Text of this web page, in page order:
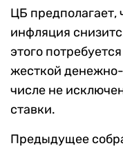
ЦБ предполагает,
инфляция
этого
жесткой
числе не
ставки.
Предыдущее